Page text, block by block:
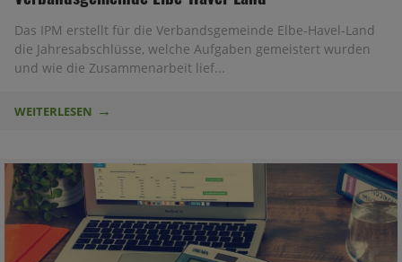
Das IPM erstellt für die Verbandsgemeinde Elbe-Havel-Land
die Jahresabschlüsse, welche Aufgaben gemeistert wurden
und wie die Zusammenarbeit lief...
WEITERLESEN